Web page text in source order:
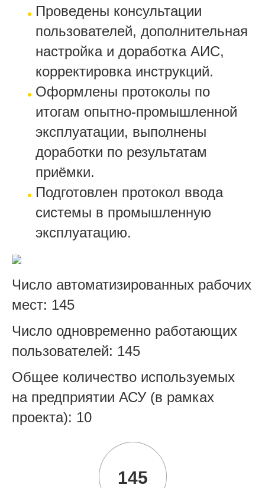
Проведены консультации
пользователей, дополнительная
настройка и доработка АИС,
корректировка инструкций.
Оформлены протоколы по
итогам опытно-промышленной
эксплуатации, выполнены
доработки по результатам
приёмки.
Подготовлен протокол ввода
системы в промышленную
эксплуатацию.
Число автоматизированных рабочих
мест: 145
Число одновременно работающих
пользователей: 145
Общее количество используемых
на предприятии АСУ (в рамках
проекта): 10
145